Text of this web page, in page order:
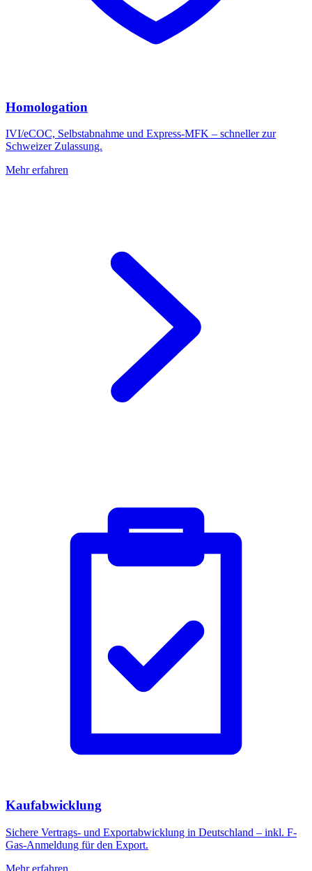
Homologation
IVI/eCOC, Selbstabnahme und Express-MFK – schneller zur
Schweizer Zulassung.
Mehr erfahren
Kaufabwicklung
Sichere Vertrags- und Exportabwicklung in Deutschland – inkl. F-
Gas-Anmeldung für den Export.
Mehr erfahren